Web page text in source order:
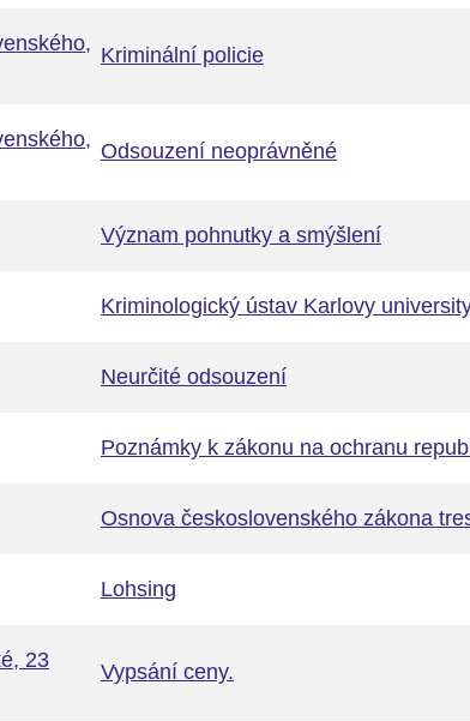
Kriminální policie
Odsouzení neoprávněné
Význam pohnutky a smýšlení
Kriminologický ústav Karlovy
Neurčité odsouzení
Poznámky k zákonu na ochranu
Osnova československého zákona
Lohsing
23
Vypsání ceny.